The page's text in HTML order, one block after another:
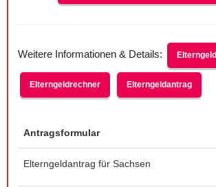
Weitere Informationen & Details: Elterngeld
Elterngeldrechner Elterngeldantrag
Antragsformular
Elterngeldantrag für Sachsen